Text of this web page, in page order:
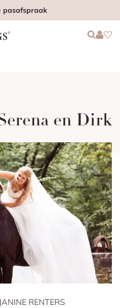
pasafspraak
Login
Login
en Dirk
RENTERS